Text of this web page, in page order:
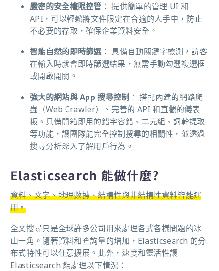
嚴密的安全權限控管 ： 提供簡單的管理 UI 和
API，可以輕鬆將文件限定在合適的人手中，防止
不必要的存取，確保企業資料安全。
智能自然的即時篩選 ： 具備自動關鍵字檢測，訪客
在輸入時就會即時篩選結果，無需手動勾選複選框
或開啟開關。
強大的網站與 App 搜尋控制 ： 搭配內建的網路爬
蟲（Web Crawler）、完善的 API 和直觀的儀表
板。具備開箱即用的錯字容錯、二元組、詞幹提取
等功能，讓團隊能完全控制搜尋的相關性，並透過
搜尋分析深入了解用戶行為。
Elasticsearch 能做什麼?
資料、文字、地理數據、結構性與非結構性資料皆能運
用。
全文搜尋只是全球許多公司用來處理各式各樣問題的冰
山一角。 隨著資料和查詢量的增加，Elasticsearch 的分
布式特性可以任意擴展。 此外，速度和靈活性讓
Elasticsearch 能處理以下情況：